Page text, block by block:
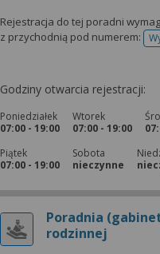
Rejestracja do tej poradni
z przychodnią pod numerem:
Godziny otwarcia rejestracji:
Poniedziałek
07:00 - 19:00
Wtorek
07:00 - 19:00
Piątek
07:00 - 19:00
Sobota
nieczynne
Poradnia
rodzinnej